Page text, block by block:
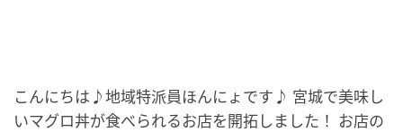
こんにちは♪地域特派員ほんにょです♪ 宮城で美味し
いマグロ丼が食べられるお店を開拓しました！ お店の